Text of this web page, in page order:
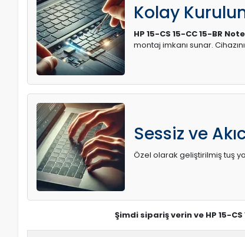
Kolay
HP 15-CS 15-CC 15-BR
montaj imkanı sunar.
Sessiz ve
Özel olarak geliştirilmiş tuş
Şimdi sipariş verin ve HP 15-